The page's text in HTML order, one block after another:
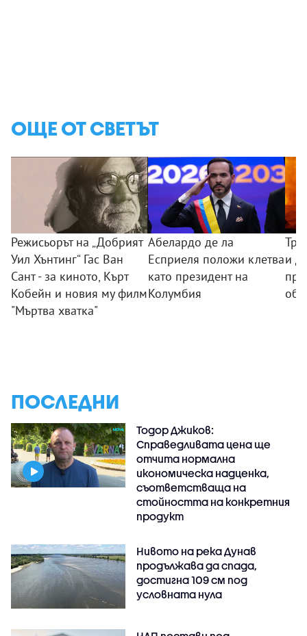
ОЩЕ ОТ СВЕТЪТ
Режисьорът на „Добрият
Уил Хънтинг“ Гас Ван
Сант - за киното, Кърт
Кобейн и новия му филм
"Мъртва хватка"
Абелардо де ла
Есприеля положи клетва
като президент на
Колумбия
и
ПОСЛЕДНИ
Тодор Джиков:
Справедливата цена ще
отчита нормална
икономическа надценка,
съответстваща на
стойността на конкретния
продукт
Нивото на река Дунав
продължава да спада,
достигна 109 см под
условната нула